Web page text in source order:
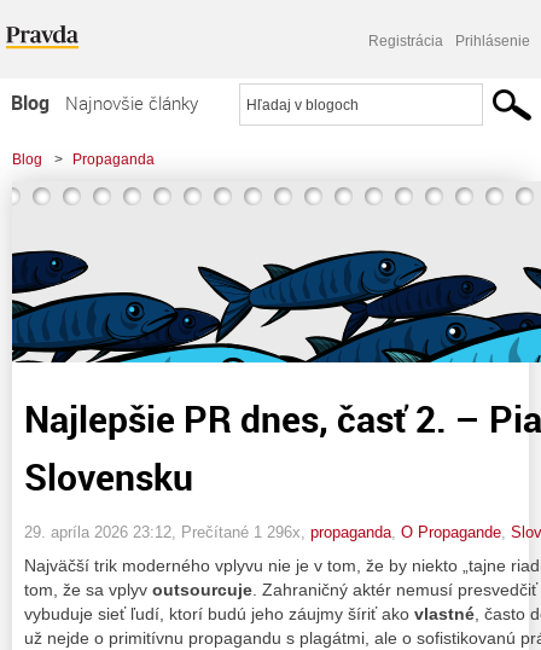
Registrácia Prihlásenie
Blog
Najnovšie články
Najčítanejšie články
Najkomentovanejšie články
Zoznam blogov
Komerčné blogy
Blog > Propaganda
> Najlepšie PR dnes, časť 2. - Piata kolóna na Slovensku
Najlepšie PR dnes, časť 2. –
Slovensku
29. apríla 2026 23:12 , Prečítané 1 296x, propaganda O Propagande
Najväčší trik moderného vplyvu nie je v tom, že by niekto „tajne
tom, že sa vplyv outsourcuje . Zahraničný aktér nemusí
vybuduje sieť ľudí, ktorí budú jeho záujmy šíriť ako vlastné , často
už nejde o primitívnu propagandu s plagátmi, ale o sofistikovanú